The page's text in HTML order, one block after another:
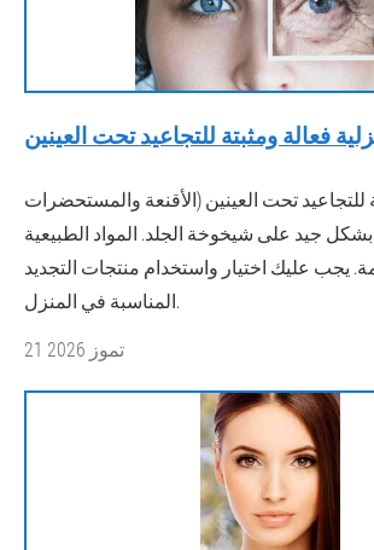
للتجاعيد تحت العينين (الأقنعة والمستحضرات
جيد على شيخوخة الجلد. المواد الطبيعية
يجب عليك اختيار واستخدام منتجات التجديد
المناسبة في المنزل.
21 تموز 2026